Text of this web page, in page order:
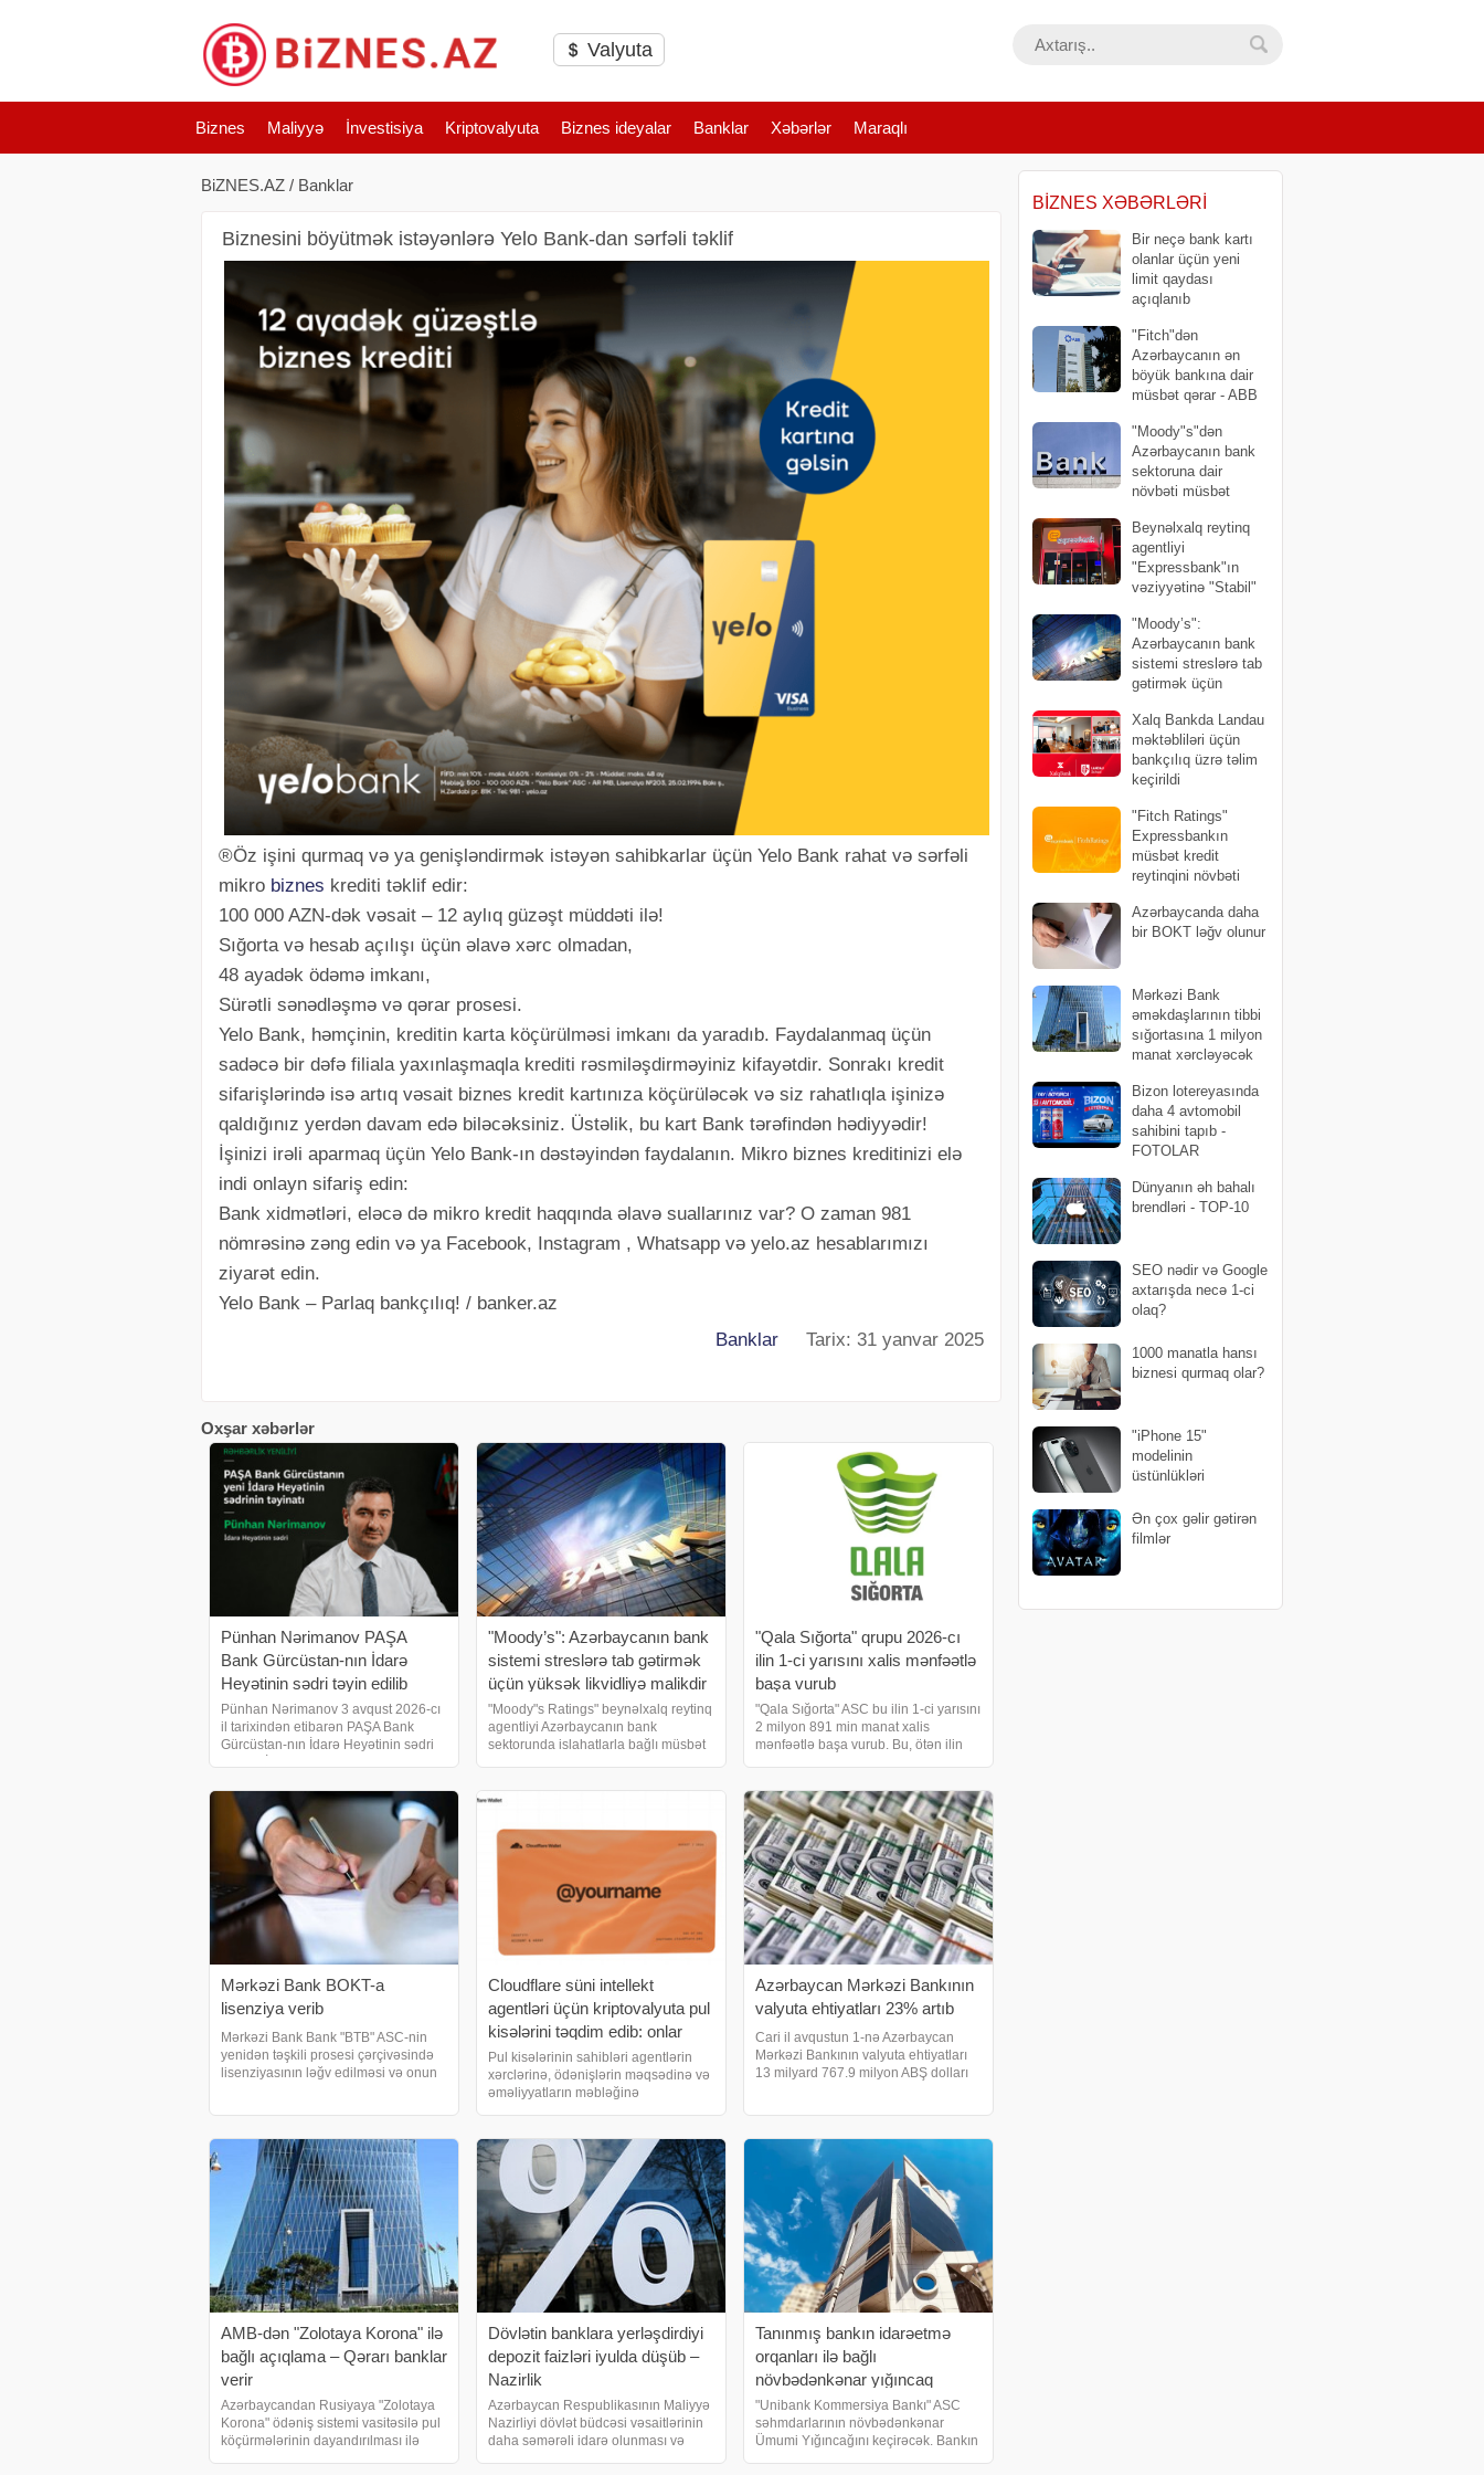
Valyuta
Biznes Maliyyə İnvestisiya Kriptovalyuta Biznes ideyalar Banklar Xəbərlər Maraqlı
BiZNES.AZ / Banklar
Biznesini böyütmək istəyənlərə Yelo Bank-dan sərfəli təklif
®Öz işini qurmaq və ya genişləndirmək istəyən sahibkarlar üçün Yelo Bank rahat və sərfəli
mikro biznes krediti təklif edir:
100 000 AZN-dək vəsait – 12 aylıq güzəşt müddəti ilə!
Sığorta və hesab açılışı üçün əlavə xərc olmadan,
48 ayadək ödəmə imkanı,
Sürətli sənədləşmə və qərar prosesi.
Yelo Bank, həmçinin, kreditin karta köçürülməsi imkanı da yaradıb. Faydalanmaq üçün
sadəcə bir dəfə filiala yaxınlaşmaqla krediti rəsmiləşdirməyiniz kifayətdir. Sonrakı kredit
sifarişlərində isə artıq vəsait biznes kredit kartınıza köçürüləcək və siz rahatlıqla işinizə
qaldığınız yerdən davam edə biləcəksiniz. Üstəlik, bu kart Bank tərəfindən hədiyyədir!
İşinizi irəli aparmaq üçün Yelo Bank-ın dəstəyindən faydalanın. Mikro biznes kreditinizi elə
indi onlayn sifariş edin:
Bank xidmətləri, eləcə də mikro kredit haqqında əlavə suallarınız var? O zaman 981
nömrəsinə zəng edin və ya Facebook, Instagram , Whatsapp və yelo.az hesablarımızı
ziyarət edin.
Yelo Bank – Parlaq bankçılıq! / banker.az
Banklar Tarix: 31 yanvar 2025
Oxşar xəbərlər
Pünhan Nərimanov PAŞA
Bank Gürcüstan-nın İdarə
Heyətinin sədri təyin edilib
Pünhan Nərimanov 3 avqust 2026-cı
il tarixindən etibarən PAŞA Bank
Gürcüstan-nın İdarə Heyətinin sədri
əvvəlcədən planlaşdırılmış rəhbərlik
dəyişikliyi prosesini
"Moody’s": Azərbaycanın bank
sistemi streslərə tab gətirmək
üçün yüksək likvidliyə malikdir
"Moody"s Ratings" beynəlxalq reytinq
agentliyi Azərbaycanın bank
sektorunda islahatlarla bağlı müsbət
yaxşılaşmasına və bankların mümkün
"Qala Sığorta" qrupu 2026-cı
ilin 1-ci yarısını xalis mənfəətlə
başa vurub
"Qala Sığorta" ASC bu ilin 1-ci yarısını
2 milyon 891 min manat xalis
mənfəətlə başa vurub. Bu, ötən ilin
ilə nağd kredit 9.9%-dən. Yanvar-iyu
Mərkəzi Bank BOKT-a
lisenziya verib
Mərkəzi Bank Bank "BTB" ASC-nin
yenidən təşkili prosesi çərçivəsində
lisenziyasının ləğv edilməsi və onun
Cloudflare süni intellekt
agentləri üçün kriptovalyuta pul
kisələrini təqdim edib: onlar
alışlar üçün müstəqil şəkildə
ödəniş edə biləcəklər
Pul kisələrinin sahibləri agentlərin
xərclərinə, ödənişlərin məqsədinə və
əməliyyatların məbləğinə
iki növ pul kisəsini əhatə edir. Account
Wallet
Azərbaycan Mərkəzi Bankının
valyuta ehtiyatları 23% artıb
Cari il avqustun 1-nə Azərbaycan
Mərkəzi Bankının valyuta ehtiyatları
13 milyard 767.9 milyon ABŞ dolları
4.6%, ötən ili
AMB-dən "Zolotaya Korona" ilə
bağlı açıqlama – Qərarı banklar
verir
Azərbaycandan Rusiyaya "Zolotaya
Korona" ödəniş sistemi vasitəsilə pul
köçürmələrinin dayandırılması ilə
Dövlətin banklara yerləşdirdiyi
depozit faizləri iyulda düşüb –
Nazirlik
Azərbaycan Respublikasının Maliyyə
Nazirliyi dövlət büdcəsi vəsaitlərinin
daha səmərəli idarə olunması və
Tanınmış bankın idarəetmə
orqanları ilə bağlı
növbədənkənar yığıncaq
keçirəcək
"Unibank Kommersiya Bankı" ASC
səhmdarlarının növbədənkənar
Ümumi Yığıncağını keçirəcək. Bankın
BIZNES XƏBƏRLƏRI
Bir neçə bank kartı
olanlar üçün yeni
limit qaydası
açıqlanıb
"Fitch"dən
Azərbaycanın ən
böyük bankına dair
müsbət qərar - ABB
"Moody"s"dən
Azərbaycanın bank
sektoruna dair
növbəti müsbət
Beynəlxalq reytinq
agentliyi
"Expressbank"ın
vəziyyətinə "Stabil"
"Moody’s":
Azərbaycanın bank
sistemi streslərə tab
gətirmək üçün
Xalq Bankda Landau
məktəbliləri üçün
bankçılıq üzrə təlim
keçirildi
"Fitch Ratings"
Expressbankın
müsbət kredit
reytinqini növbəti
Azərbaycanda daha
bir BOKT ləğv olunur
Mərkəzi Bank
əməkdaşlarının tibbi
sığortasına 1 milyon
manat xərcləyəcək
Bizon lotereyasında
daha 4 avtomobil
sahibini tapıb -
FOTOLAR
Dünyanın əh bahalı
brendləri - TOP-10
SEO nədir və Google
axtarışda necə 1-ci
olaq?
1000 manatla hansı
biznesi qurmaq olar?
"iPhone 15"
modelinin
üstünlükləri
Ən çox gəlir gətirən
filmlər